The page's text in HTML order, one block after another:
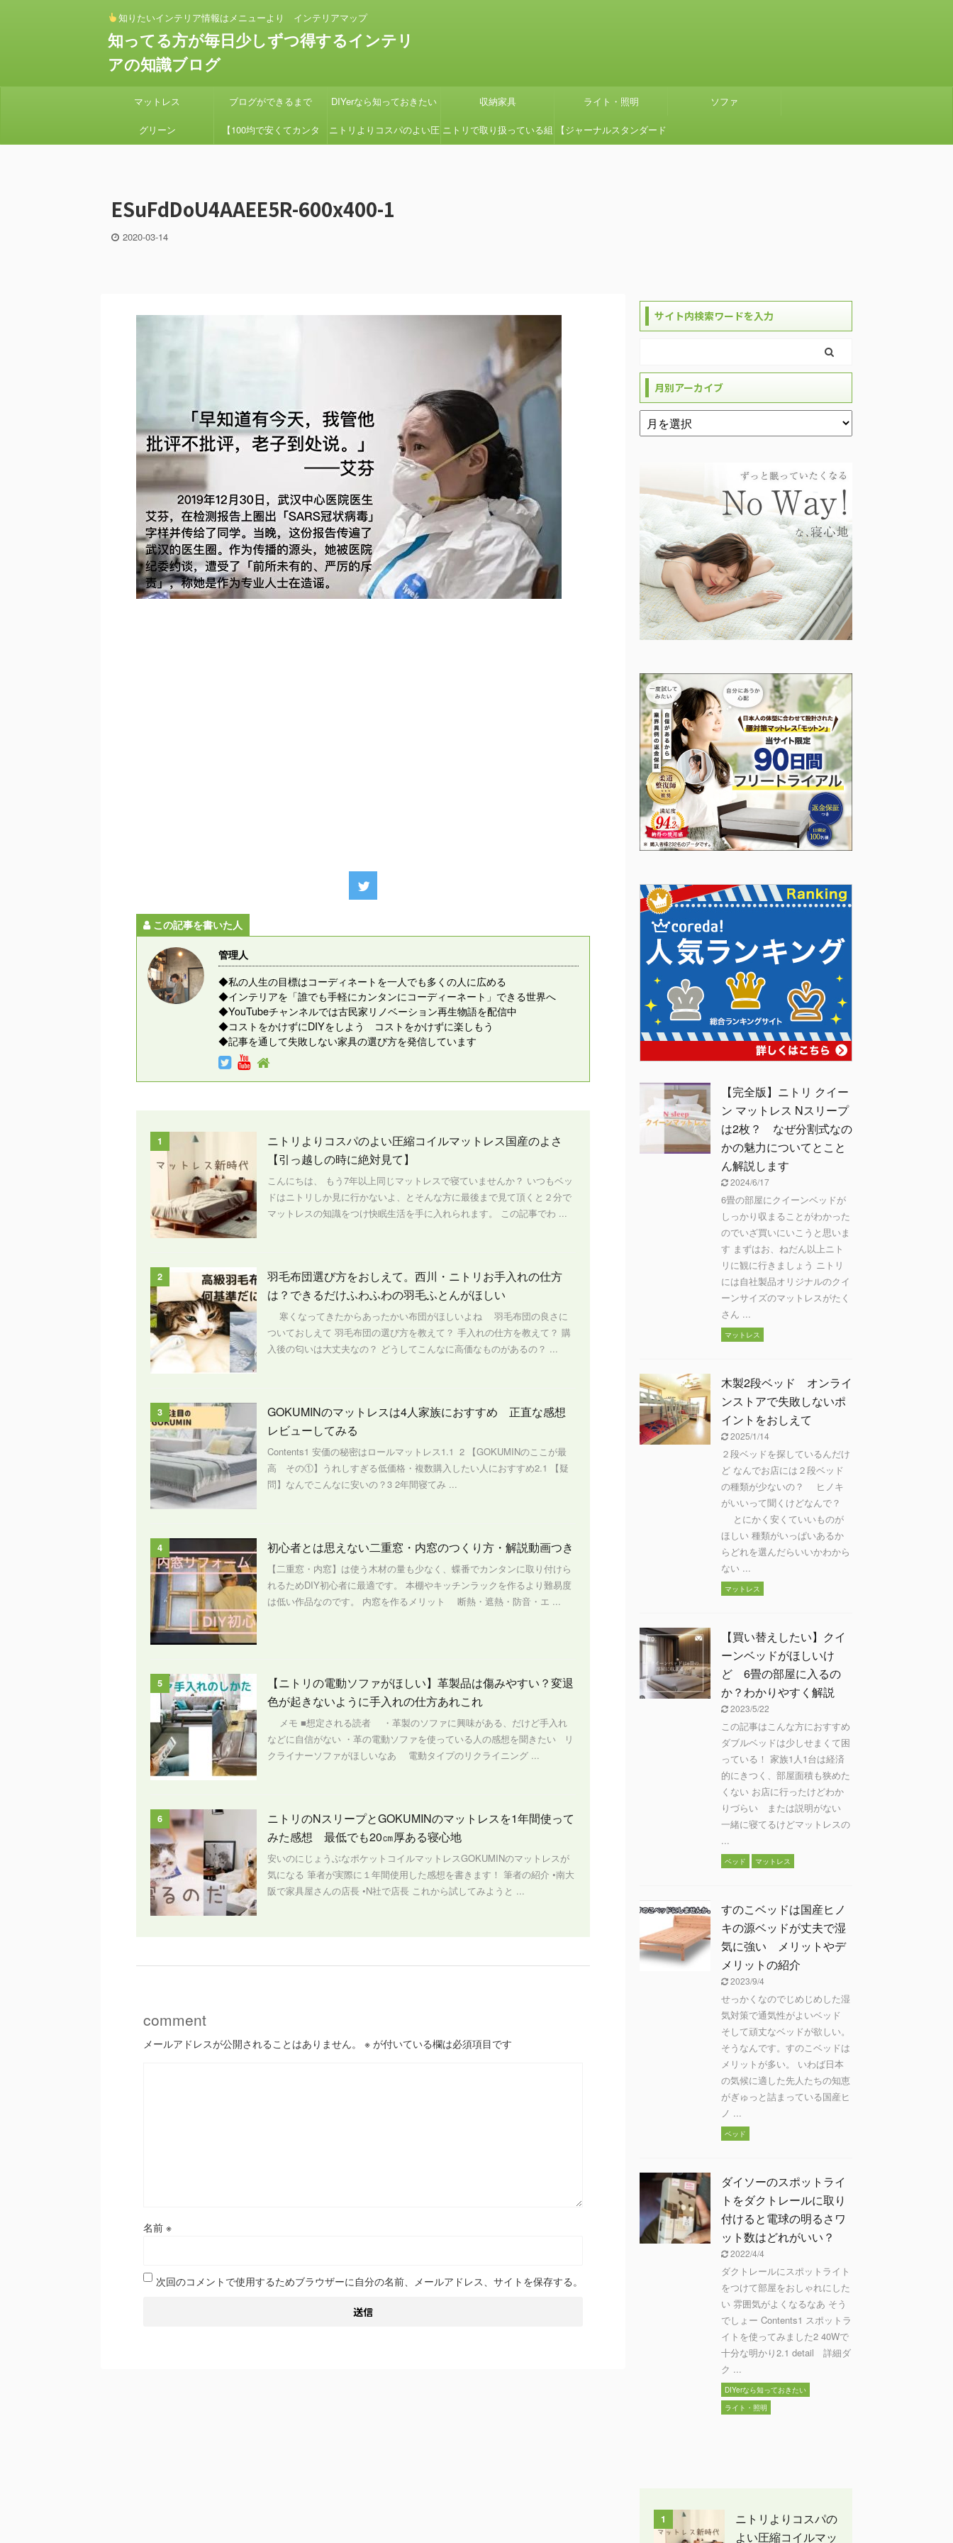
知りたいインテリア情報はメニューより インテリアマップ
知ってる方が毎日少しずつ得するインテリ
アの知識ブログ
マットレス ブログができるまで DIYerなら知っておきたい 収納家具 ライト・照明 ソファ
グリーン 【100均で安くてカンタ
プランターを作り方
ニトリよりコスパのよい圧
見て】
ニトリで取り扱っている組 【ジャーナルスタンダード
ESuFdDoU4AAEE5R-600x400-1
2020-03-14
この記事を書いた人
管理人
◆私の人生の目標はコーディネートを一人でも多くの人に広める
◆インテリアを「誰でも手軽にカンタンにコーディーネート」できる世界へ
◆YouTubeチャンネルでは古民家リノベーション再生物語を配信中
◆コストをかけずにDIYをしよう コストをかけずに楽しもう
◆記事を通して失敗しない家具の選び方を発信しています
1
ニトリよりコスパのよい圧縮コイルマットレス国産のよさ
【引っ越しの時に絶対見て】
こんにちは、 もう7年以上同じマットレスで寝ていませんか？ いつもベッ
ドはニトリしか見に行かないよ、とそんな方に最後まで見て頂くと２分で
マットレスの知識をつけ快眠生活を手に入れられます。 この記事でわ ...
2
羽毛布団選び方をおしえて。西川・ニトリお手入れの仕方
は？できるだけふわふわの羽毛ふとんがほしい
寒くなってきたからあったかい布団がほしいよね 羽毛布団の良さに
ついておしえて 羽毛布団の選び方を教えて？ 手入れの仕方を教えて？ 購
入後の匂いは大丈夫なの？ どうしてこんなに高価なものがあるの？ ...
3
GOKUMINのマットレスは4人家族におすすめ 正直な感想
レビューしてみる
Contents1 安価の秘密はロールマットレス1.1 2 【GOKUMINのここが最
高 その①】うれしすぎる低価格・複数購入したい人におすすめ2.1 【疑
問】なんでこんなに安いの？3 2年間寝てみ ...
4 初心者とは思えない二重窓・内窓のつくり方・解説動画つき
【二重窓・内窓】は使う木材の量も少なく、蝶番でカンタンに取り付けら
れるためDIY初心者に最適です。 本棚やキッチンラックを作るより難易度
は低い作品なのです。 内窓を作るメリット 断熱・遮熱・防音・エ ...
5
【ニトリの電動ソファがほしい】革製品は傷みやすい？変退
色が起きないように手入れの仕方あれこれ
メモ ■想定される読者 ・革製のソファに興味がある、だけど手入れ
などに自信がない ・革の電動ソファを使っている人の感想を聞きたい リ
クライナーソファがほしいなあ 電動タイプのリクライニング ...
6
ニトリのNスリープとGOKUMINのマットレスを1年間使って
みた感想 最低でも20㎝厚ある寝心地
安いのにじょうぶなポケットコイルマットレスGOKUMINのマットレスが
気になる 筆者が実際に１年間使用した感想を書きます！ 筆者の紹介 •南大
阪で家具屋さんの店長 •N社で店長 これから試してみようと ...
comment
メールアドレスが公開されることはありません。 ※ が付いている欄は必須項目です
名前 ※
次回のコメントで使用するためブラウザーに自分の名前、メールアドレス、サイトを保存する。
サイト内検索ワードを入力
月別アーカイブ
【完全版】ニトリ クイー
ン マットレス Nスリープ
は2枚？ なぜ分割式なの
かの魅力についてとこと
ん解説します
2024/6/17
6畳の部屋にクイーンベッドが
しっかり収まることがわかった
のでいざ買いにいこうと思いま
す まずはお、ねだん以上ニト
リに観に行きましょう ニトリ
には自社製品オリジナルのクイ
ーンサイズのマットレスがたく
さん ...
マットレス
木製2段ベッド オンライ
ンストアで失敗しないポ
イントをおしえて
2025/1/14
２段ベッドを探しているんだけ
ど なんでお店には２段ベッド
の種類が少ないの？ ヒノキ
がいいって聞くけどなんで？
とにかく安くていいものが
ほしい 種類がいっぱいあるか
らどれを選んだらいいかわから
ない ...
マットレス
【買い替えしたい】クイ
ーンベッドがほしいけ
ど 6畳の部屋に入るの
か？わかりやすく解説
2023/5/22
この記事はこんな方におすすめ
ダブルベッドは少しせまくて困
っている！ 家族1人1台は経済
的にきつく、部屋面積も狭めた
くない お店に行ったけどわか
りづらい または説明がない
一緒に寝てるけどマットレスの
...
ベッド マットレス
すのこベッドは国産ヒノ
キの源ベッドが丈夫で湿
気に強い メリットやデ
メリットの紹介
2023/9/4
せっかくなのでじめじめした湿
気対策で通気性がよいベッド
そして頑丈なベッドが欲しい。
そうなんです。すのこベッドは
メリットが多い。 いわば日本
の気候に適した先人たちの知恵
がぎゅっと詰まっている国産ヒ
ノ ...
ベッド
ダイソーのスポットライ
トをダクトレールに取り
付けると電球の明るさワ
ット数はどれがいい？
2022/4/4
ダクトレールにスポットライト
をつけて部屋をおしゃれにした
い 雰囲気がよくなるなあ そう
でしょー Contents1 スポットラ
イトを使ってみました2 40Wで
十分な明かり2.1 detail 詳細ダ
ク ...
DIYerなら知っておきたい
ライト・照明
1
ニトリよりコスパの
よい圧縮コイルマッ